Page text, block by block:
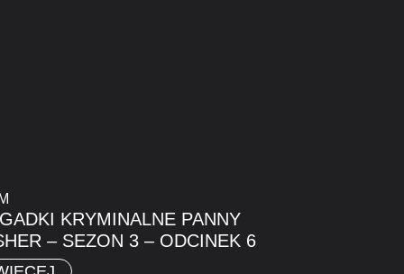
KRYMINALNE PANNY
– SEZON 3 – ODCINEK 6